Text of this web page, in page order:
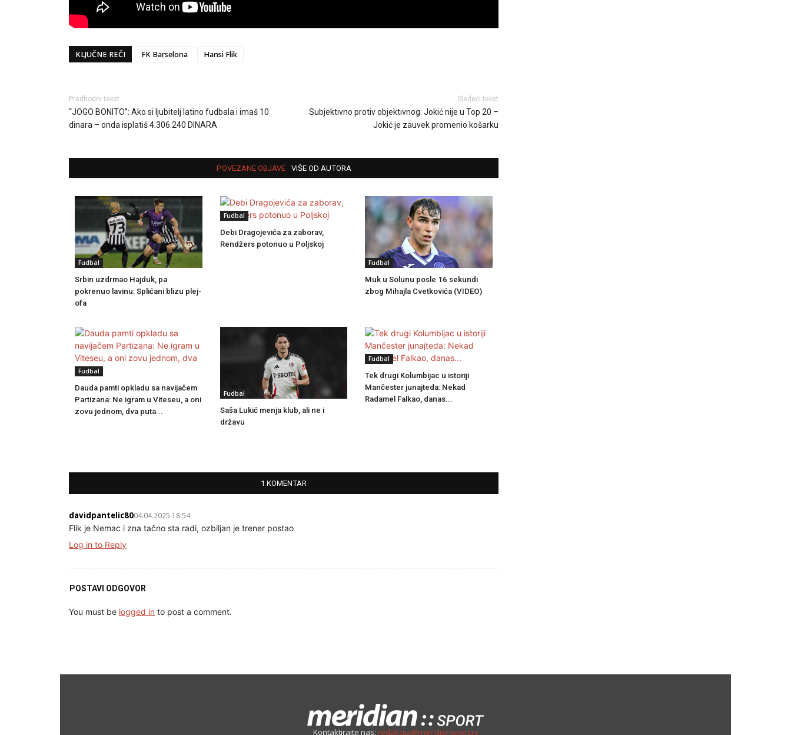
KLJUČNE REČI FK Barselona Hansi Flik
Predhodni tekst
“JOGO BONITO”: Ako si ljubitelj latino fudbala i imaš 10
dinara – onda isplatiš 4.306.240 DINARA
Sledeći tekst
Subjektivno protiv objektivnog: Jokić nije u Top 20 –
Jokić je zauvek promenio košarku
POVEZANE OBJAVE VIŠE OD AUTORA
Fudbal
Srbin uzdrmao Hajduk, pa
pokrenuo lavinu: Splićani blizu plej-
ofa
Fudbal
Debi Dragojevića za zaborav,
Rendžers potonuo u Poljskoj
Fudbal
Muk u Solunu posle 16 sekundi
zbog Mihajla Cvetkovića (VIDEO)
Fudbal
Dauda pamti opkladu sa navijačem
Partizana: Ne igram u Viteseu, a oni
zovu jednom, dva puta...
Fudbal
Saša Lukić menja klub, ali ne i
državu
Fudbal
Tek drugi Kolumbijac u istoriji
Mančester junajteda: Nekad
Radamel Falkao, danas...
1 KOMENTAR
davidpantelic8004.04.2025 18:54
Flik je Nemac i zna tačno sta radi, ozbiljan je trener postao
Log in to Reply
POSTAVI ODGOVOR
You must be logged in to post a comment.
Kontaktirajte nas: redakcija@meridiansport.rs